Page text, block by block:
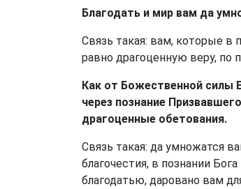
Благодать и мир вам да
Связь такая: вам, которые в
равно драгоценную веру, по
Как от Божественной силы
через познание
драгоценные обетования.
Связь такая: да умножатся
благочестия, в познании
благодатью, даровано вам